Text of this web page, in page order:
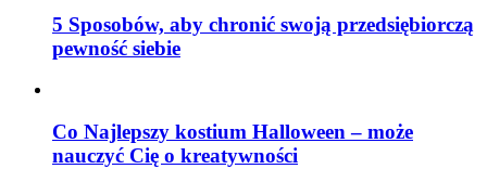
5 Sposobów, aby chronić swoją przedsiębiorczą
pewność siebie
Co Najlepszy kostium Halloween – może
nauczyć Cię o kreatywności